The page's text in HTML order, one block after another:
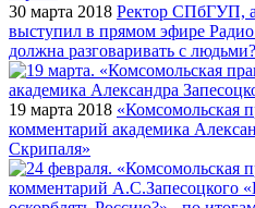
30 марта 2018 Ректор СПбГУП,
выступил в прямом эфире
должна разговаривать с
19 марта 2018 «Комсомольская
комментарий академика
Скрипаля»